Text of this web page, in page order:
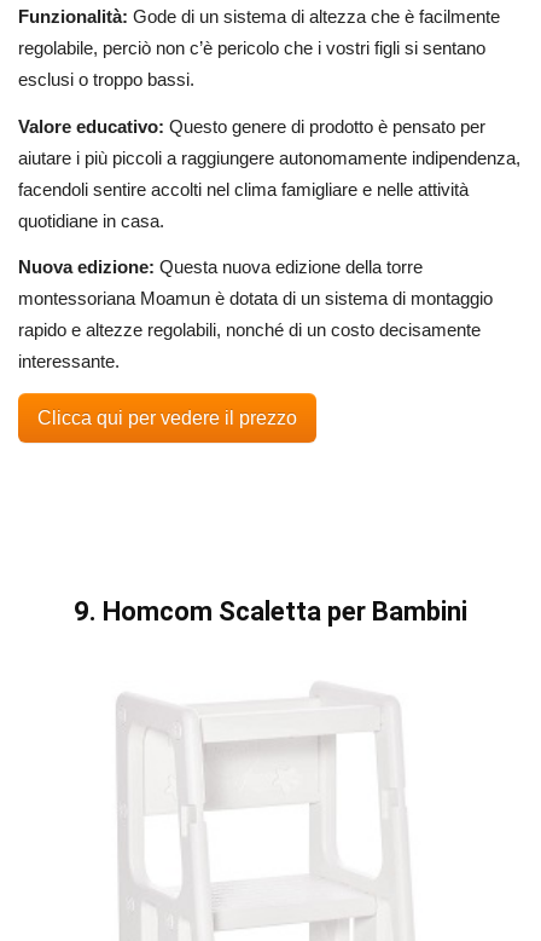
Funzionalità: Gode di un sistema di altezza che è facilmente
regolabile, perciò non c’è pericolo che i vostri figli si sentano
esclusi o troppo bassi.
Valore educativo: Questo genere di prodotto è pensato per
aiutare i più piccoli a raggiungere autonomamente indipendenza,
facendoli sentire accolti nel clima famigliare e nelle attività
quotidiane in casa.
Nuova edizione: Questa nuova edizione della torre
montessoriana Moamun è dotata di un sistema di montaggio
rapido e altezze regolabili, nonché di un costo decisamente
interessante.
Clicca qui per vedere il prezzo
9. Homcom Scaletta per Bambini